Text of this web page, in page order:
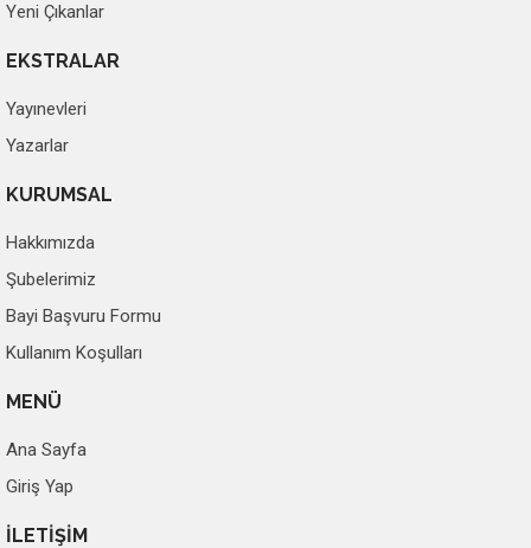
Yeni Çıkanlar
EKSTRALAR
Yayınevleri
Yazarlar
KURUMSAL
Hakkımızda
Şubelerimiz
Bayi Başvuru Formu
Kullanım Koşulları
MENÜ
Ana Sayfa
Giriş Yap
İLETİŞİM